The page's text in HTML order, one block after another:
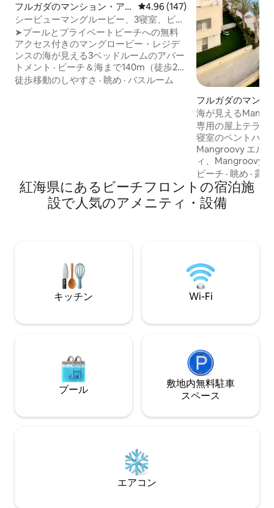
フルガダのマンション・ア
パート
レビュー147件、5つ星中4.96つ
4.96 (147)
シービューマングルービー、3寝室、ビー
チ／プール利用可！紅海
➤プールとプライベートビーチへの無料
アクセス付きのマングロービー・レジデ
ンスの海が見える3ベッドルームのアパー
トメント · ビーチ＆海まで140m（徒歩2
分） ・エジプト、紅海、エル・グーナの
海の景色を楽しめる50軒以上の豪華なヴ
ィラとアパートメント！
徒歩移動のしやすさ · 眺め · バスルーム
フルガダのマンシ
パート
海が見える
屋上テラス（ジャ
専用の屋上テラス
寝室のペントハウ
Mangroovy エル・グナの海辺コミュニテ
ィ、Mangroovy
しみください このモダンな2ベッドルーム
のペントハウス
ー、素晴らしい
し、ビーチから
ます。 ジャグジー付きのプライベートル
ーフトップ — く
に最適
ビーチ · 眺め · 露
紅海県にあるビーチフロントの宿泊施
設で人気のアメニティ・設備
キッチン Wi-Fi
プール
敷地内無料駐⁠車
ス⁠ペ⁠ー⁠ス
エアコン